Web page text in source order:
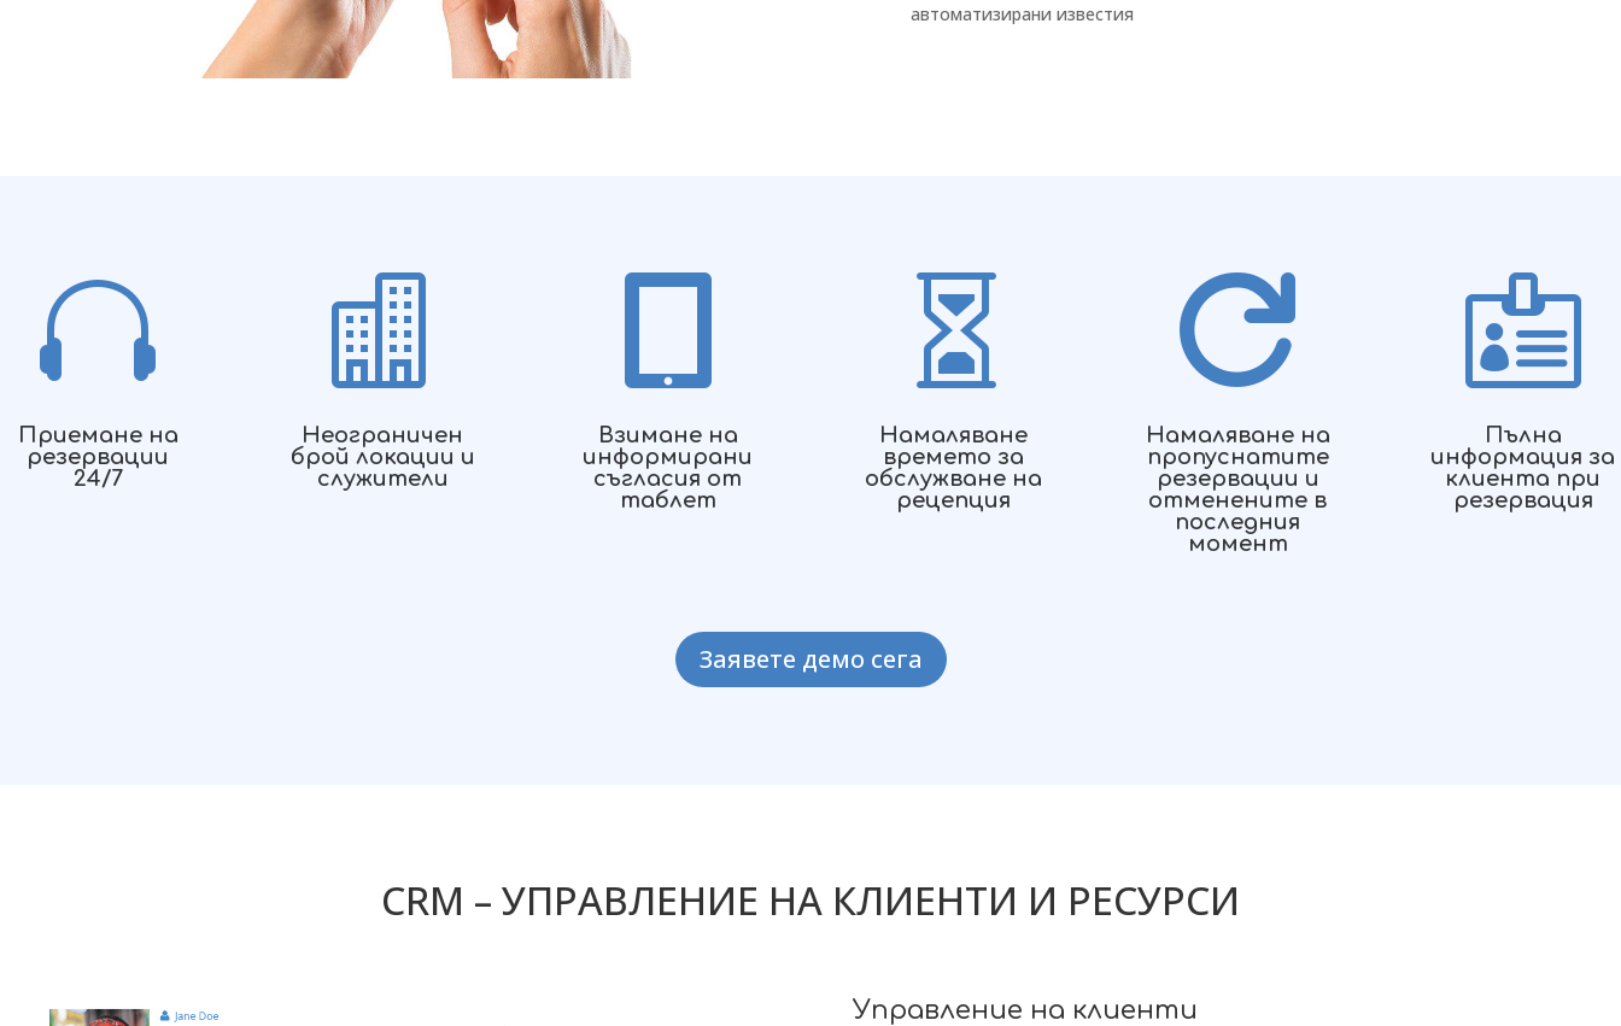
автоматизирани известия

Приемане на
резервации
24/7

Неограничен
брой локации и
служители
Взимане на
информирани
съгласия от
таблет

Намаляване
времето за
обслужване на
рецепция

Намаляване на
пропуснатите
резервации и
отменените в
последния
момент

Пълна
информация за
клиента при
резервация
Заявете демо сега
CRM – УПРАВЛЕНИЕ НА КЛИЕНТИ И РЕСУРСИ
Управление на клиенти